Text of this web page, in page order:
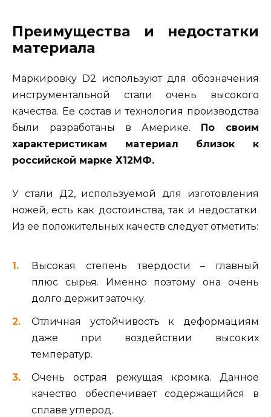
Преимущества и недостатки
материала
Маркировку D2 используют для обозначения
инструментальной стали очень высокого
качества. Ее состав и технология производства
были разработаны в Америке.
По своим
характеристикам материал близок к
российской марке Х12МФ.
У стали Д2, используемой для изготовления
ножей, есть как достоинства, так и недостатки.
Из ее положительных качеств следует отметить:
Высокая степень твердости – главный
плюс сырья. Именно поэтому она очень
долго держит заточку.
Отличная устойчивость к деформациям
даже при воздействии высоких
температур.
Очень острая режущая кромка. Данное
качество обеспечивает содержащийся в
сплаве углерод.